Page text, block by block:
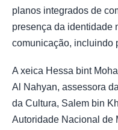
planos integrados de
presença da identidade
comunicação, incluindo
A xeica Hessa bint
Al Nahyan, assessora
da Cultura, Salem bin
Autoridade Nacional de